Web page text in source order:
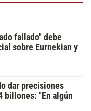
fallado" debe
sobre Eurnekian y
dar precisiones
billones: "En algún